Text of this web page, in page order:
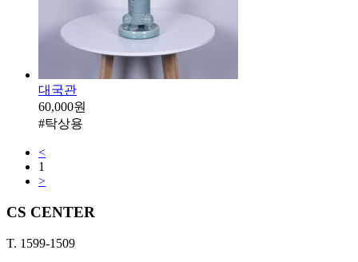
대국관
60,000원
#탁상용
<
1
>
CS CENTER
T. 1599-1509